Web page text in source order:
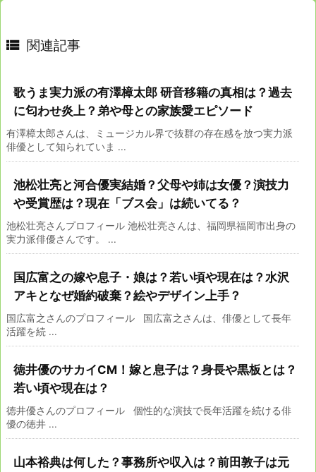
 関連記事
歌うま実力派の有澤樟太郎 研音移籍の真相は？過去
に匂わせ炎上？弟や母との家族愛エピソード
有澤樟太郎さんは、ミュージカル界で抜群の存在感を放つ実力派
俳優として知られていま ...
池松壮亮と河合優実結婚？父母や姉は女優？演技力
や受賞歴は？現在「ブス会」は続いてる？
池松壮亮さんプロフィール 池松壮亮さんは、福岡県福岡市出身の
実力派俳優さんです。 ...
国広富之の嫁や息子・娘は？若い頃や現在は？水沢
アキとなぜ婚約破棄？絵やデザイン上手？
国広富之さんのプロフィール 国広富之さんは、俳優として長年
活躍を続 ...
徳井優のサカイCM！嫁と息子は？身長や黒板とは？
若い頃や現在は？
徳井優さんのプロフィール 個性的な演技で長年活躍を続ける俳
優の徳井 ...
山本裕典は何した？事務所や収入は？前田敦子は元